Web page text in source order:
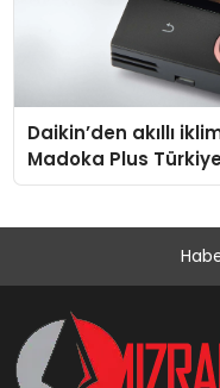
Daikin’den akıllı
Madoka Plus